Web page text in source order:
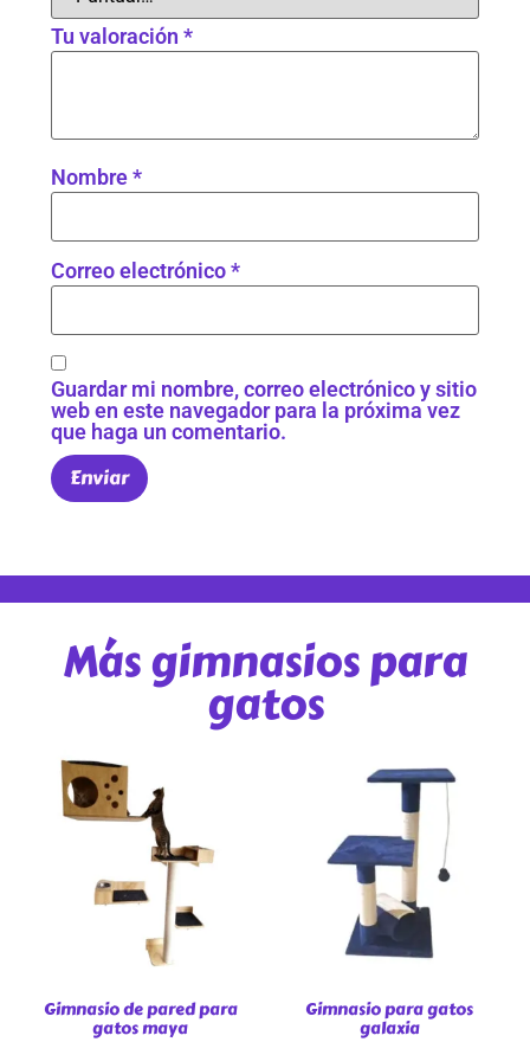
Tu valoración*
Nombre*
Correo electrónico*
Guardar mi nombre, correo electrónico y sitio
web en este navegador para la próxima vez
que haga un comentario.
Más gimnasios para
gatos
Gimnasio de pared para
gatos maya
Gimnasio para gatos
galaxia